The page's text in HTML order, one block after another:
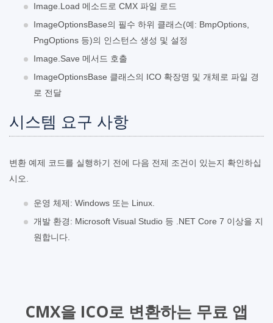
Image.Load 메소드로 CMX 파일 로드
ImageOptionsBase의 필수 하위 클래스(예: BmpOptions,
PngOptions 등)의 인스턴스 생성 및 설정
Image.Save 메서드 호출
ImageOptionsBase 클래스의 ICO 확장명 및 개체로 파일 경
로 전달
시스템 요구 사항
변환 예제 코드를 실행하기 전에 다음 전제 조건이 있는지 확인하십
시오.
운영 체제: Windows 또는 Linux.
개발 환경: Microsoft Visual Studio 등 .NET Core 7 이상을 지
원합니다.
CMX을 ICO로 변환하는 무료 앱